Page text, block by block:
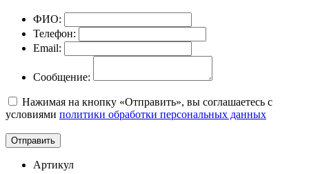
ФИО:
Телефон:
Email:
Сообщение:
Нажимая на кнопку «Отправить», вы соглашаетесь с
условиями политики обработки персональных данных
Отправить
Артикул